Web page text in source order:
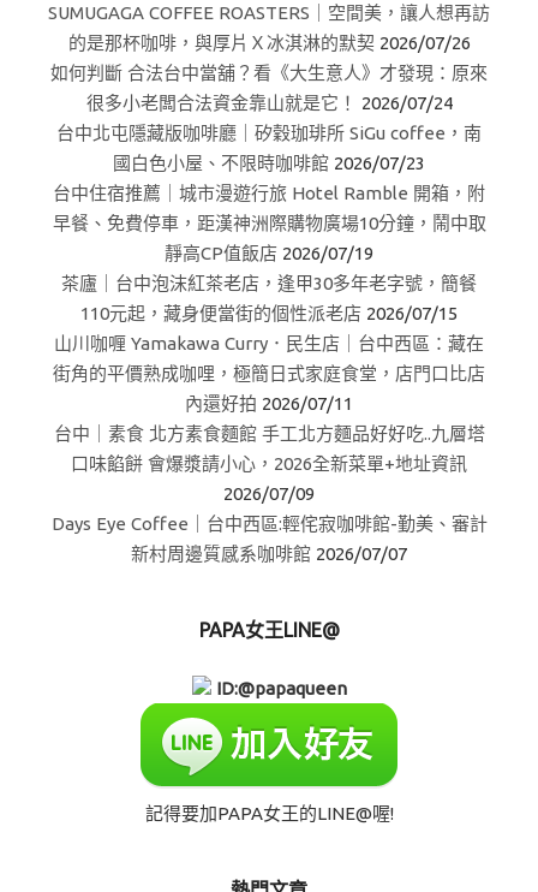
SUMUGAGA COFFEE ROASTERS｜空間美，讓人想再訪
的是那杯咖啡，與厚片Ｘ冰淇淋的默契 2026/07/26
如何判斷 合法台中當舖？看《大生意人》才發現：原來
很多小老闆合法資金靠山就是它！
2026/07/24
台中北屯隱藏版咖啡廳｜矽穀珈琲所 SiGu coffee，南
國白色小屋、不限時咖啡館 2026/07/23
台中住宿推薦｜城市漫遊行旅 Hotel Ramble 開箱，附
早餐、免費停車，距漢神洲際購物廣場10分鐘，鬧中取
靜高CP值飯店 2026/07/19
茶廬｜台中泡沫紅茶老店，逢甲30多年老字號，簡餐
110元起，藏身便當街的個性派老店 2026/07/15
山川咖喱 Yamakawa Curry．民生店｜台中西區：藏在
街角的平價熟成咖哩，極簡日式家庭食堂，店門口比店
內還好拍 2026/07/11
台中｜素食 北方素食麵館 手工北方麵品好好吃..九層塔
口味餡餅 會爆漿請小心，2026全新菜單+地址資訊
2026/07/09
Days Eye Coffee｜台中西區:輕侘寂咖啡館-勤美、審計
新村周邊質感系咖啡館 2026/07/07
PAPA女王LINE@
ID:@papaqueen
記得要加PAPA女王的LINE@喔!